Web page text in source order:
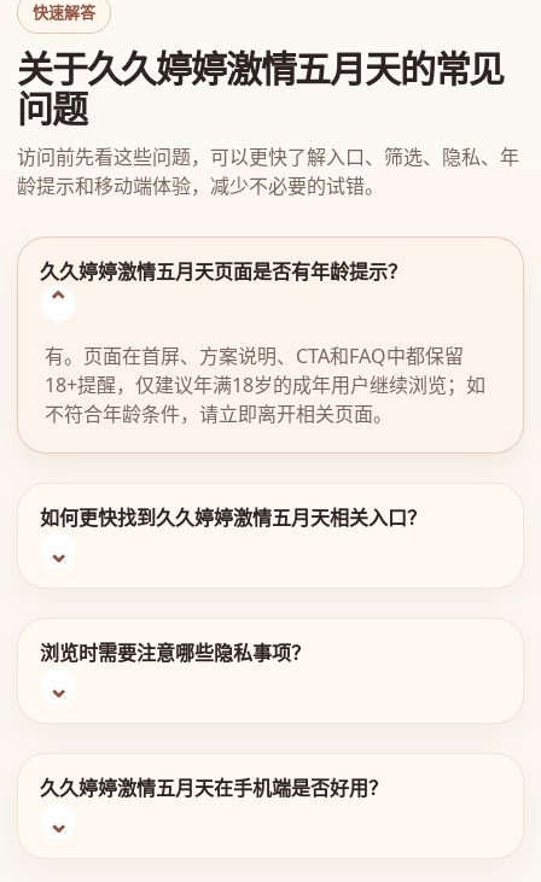
快速解答
关于久久婷婷激情五月天的常见
问题
访问前先看这些问题，可以更快了解入口、筛选、隐私、年
龄提示和移动端体验，减少不必要的试错。
久久婷婷激情五月天页面是否有年龄提示？
有。页面在首屏、方案说明、CTA和FAQ中都保留
18+提醒，仅建议年满18岁的成年用户继续浏览；如
不符合年龄条件，请立即离开相关页面。
如何更快找到久久婷婷激情五月天相关入口？
浏览时需要注意哪些隐私事项？
久久婷婷激情五月天在手机端是否好用？